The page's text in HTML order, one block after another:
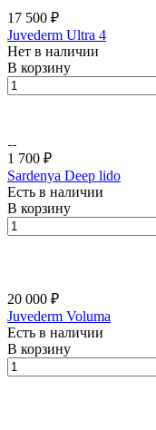
17 500 ₽
Juvederm Ultra 4
Нет в наличии
В корзину
1 700 ₽
Sardenya Deep lido
Есть в наличии
В корзину
20 000 ₽
Juvederm Voluma
Есть в наличии
В корзину